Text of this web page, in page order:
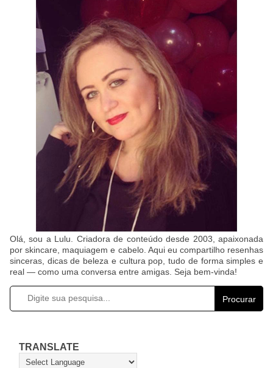
Olá, sou a Lulu. Criadora de conteúdo desde 2003, apaixonada
por skincare, maquiagem e cabelo. Aqui eu compartilho resenhas
sinceras, dicas de beleza e cultura pop, tudo de forma simples e
real — como uma conversa entre amigas. Seja bem-vinda!
Procurar
TRANSLATE